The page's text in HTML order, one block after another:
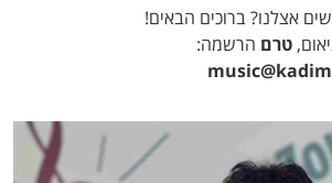
אצלנו? ברוכים הבאים!
טרםהרשמה: